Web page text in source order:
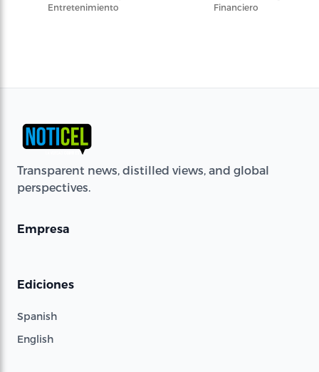
Entretenimiento
Financiero
Transparent news, distilled views, and global
perspectives.
Empresa
Ediciones
Spanish
English